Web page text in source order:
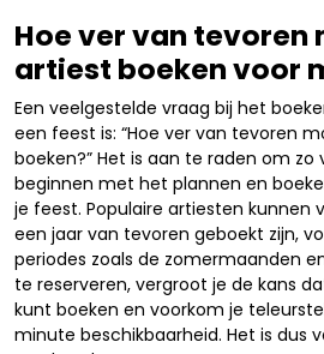
Hoe ver van tevoren
artiest boeken voor
Een veelgestelde vraag bij het
een feest is: “Hoe ver van tevoren
boeken?” Het is aan te raden om zo
beginnen met het plannen en
je feest. Populaire artiesten kunnen
een jaar van tevoren geboekt zijn,
periodes zoals de zomermaanden
te reserveren, vergroot je de kans
kunt boeken en voorkom je
minute beschikbaarheid. Het is dus